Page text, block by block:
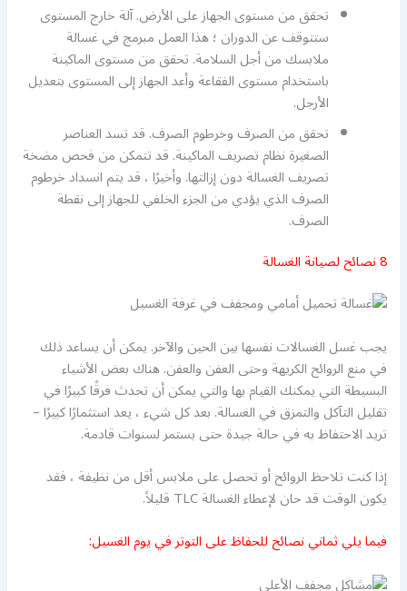
تحقق من مستوى الجهاز على الأرض. آلة خارج المستوى
ستتوقف عن الدوران ؛ هذا العمل مبرمج في غسالة
ملابسك من أجل السلامة. تحقق من مستوى الماكينة
باستخدام مستوى الفقاعة وأعد الجهاز إلى المستوى بتعديل
الأرجل.
تحقق من الصرف وخرطوم الصرف. قد تسد العناصر
الصغيرة نظام تصريف الماكينة. قد تتمكن من فحص مضخة
تصريف الغسالة دون إزالتها. وأخيرًا ، قد يتم انسداد خرطوم
الصرف الذي يؤدي من الجزء الخلفي للجهاز إلى نقطة
الصرف.
8 نصائح لصيانة الغسالة
يجب غسل الغسالات نفسها بين الحين والآخر. يمكن أن يساعد ذلك
في منع الروائح الكريهة وحتى العفن والعفن. هناك بعض الأشياء
البسيطة التي يمكنك القيام بها والتي يمكن أن تحدث فرقًا كبيرًا في
تقليل التآكل والتمزق في الغسالة. بعد كل شيء ، يعد استثمارًا كبيرًا –
تريد الاحتفاظ به في حالة جيدة حتى يستمر لسنوات قادمة.
إذا كنت تلاحظ الروائح أو تحصل على ملابس أقل من نظيفة ، فقد
يكون الوقت قد حان لإعطاء الغسالة TLC قليلاً.
فيما يلي ثماني نصائح للحفاظ على التوتر في يوم الغسيل: